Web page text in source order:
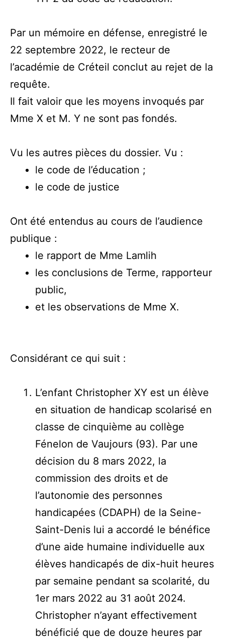
Par un mémoire en défense, enregistré le
22 septembre 2022, le recteur de
l’académie de Créteil conclut au rejet de la
requête.
Il fait valoir que les moyens invoqués par
Mme X et M. Y ne sont pas fondés.
Vu les autres pièces du dossier. Vu :
le code de l’éducation ;
le code de justice
Ont été entendus au cours de l’audience
publique :
le rapport de Mme Lamlih
les conclusions de Terme, rapporteur
public,
et les observations de Mme X.
Considérant ce qui suit :
L’enfant Christopher XY est un élève
en situation de handicap scolarisé en
classe de cinquième au collège
Fénelon de Vaujours (93). Par une
décision du 8 mars 2022, la
commission des droits et de
l’autonomie des personnes
handicapées (CDAPH) de la Seine-
Saint-Denis lui a accordé le bénéfice
d’une aide humaine individuelle aux
élèves handicapés de dix-huit heures
par semaine pendant sa scolarité, du
1er mars 2022 au 31 août 2024.
Christopher n’ayant effectivement
bénéficié que de douze heures par